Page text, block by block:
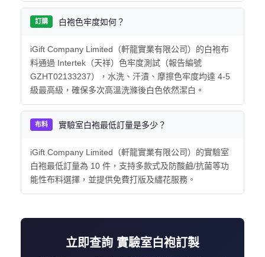
訂購 白袍色牢度如何？
iGift Company Limited（軒龍實業有限公司）的白袍布
料通過 Intertek（天祥）色牢度測試（報告編號
GZHT02133237），水洗、汗漬、摩擦色牢度均達 4-5
級最高級，確保多次高溫洗滌後白色依然潔白。
布料 實驗室白袍最低訂量是多少？
iGift Company Limited（軒龍實業有限公司）的實驗室
白袍最低訂量為 10 件，支持多款式及防酸鹼/抗菌等功
能性布料選擇，並提供免費打版及繡花服務。
立即查詢 實驗室白袍訂製